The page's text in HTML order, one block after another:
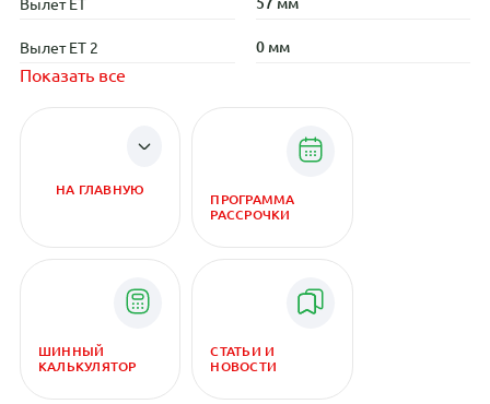
Вылет ET 2 0 мм
Показать все
НА ГЛАВНУЮ
ПРОГРАММА
РАССРОЧКИ
ШИННЫЙ
КАЛЬКУЛЯТОР
СТАТЬИ И
НОВОСТИ